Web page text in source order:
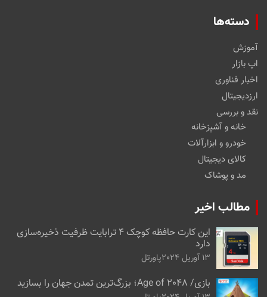
دسته‌ها
آموزش
اپ بازار
اخبار فناوری
ارزدیجیتال
نقد و بررسی
خانه و آشپزخانه
خودرو و ابزارآلات
کالای دیجیتال
مد و پوشاک
مطالب اخیر
این کارت حافظه کوچک ۴ ترابایت ظرفیت ذخیره‌سازی
دارد
13 آوریل 2024 پاورتل
بازی/ Age of 2048؛ بزرگ‌ترین تمدن جهان را بسازید